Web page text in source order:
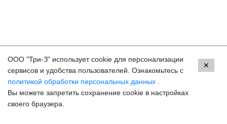
Задать вопрос
Контакты
Краснодар, ул. Красных Партизан, 18
8 (800) 250-33-30
ООО "Три-З" использует cookie для персонализации
сервисов и удобства пользователей. Ознакомьтесь с
политикой обработки персональных данных
Вы можете запретить сохранение cookie в настройках
своего браузера.
✕